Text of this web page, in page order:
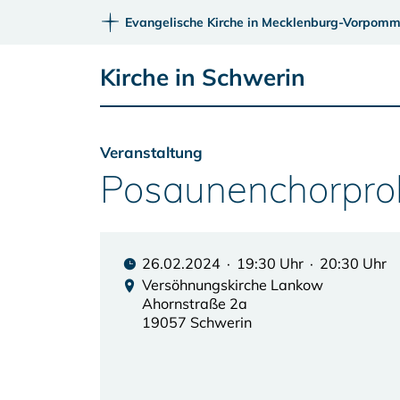
Evangelische Kirche in Mecklenburg-
Kirche in Schwerin
Veranstaltung
26.02.2024 · 19:30 Uhr · 20:30 Uhr
Versöhnungskirche Lankow
Ahornstraße 2a
19057 Schwerin